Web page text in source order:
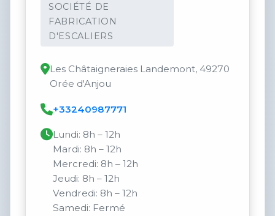
SOCIÉTÉ DE
FABRICATION
D'ESCALIERS
Les Châtaigneraies Landemont, 49270
Orée d'Anjou
+33240987771
Lundi: 8h – 12h
Mardi: 8h – 12h
Mercredi: 8h – 12h
Jeudi: 8h – 12h
Vendredi: 8h – 12h
Samedi: Fermé